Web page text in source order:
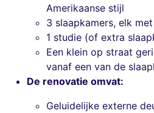
Amerikaanse stijl
3 slaapkamers, elk
1 studie (of extra
Een klein op straat
vanaf een van de
De renovatie omvat:
Geluidelijke externe